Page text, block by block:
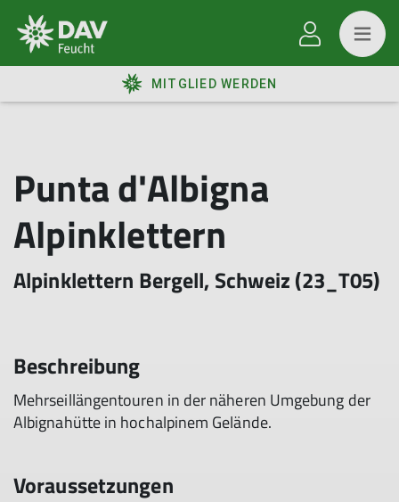
MITGLIED WERDEN
Punta d'Albigna
Alpinklettern
Alpinklettern Bergell, Schweiz (23_T05)
Beschreibung
Mehrseillängentouren in der näheren Umgebung der
Albignahütte in hochalpinem Gelände.
Voraussetzungen